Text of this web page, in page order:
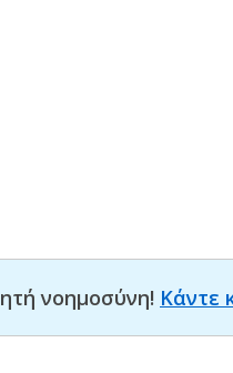
νοημοσύνη! Κάντε